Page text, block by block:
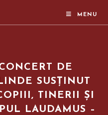
MENU
DE
SUSȚINUT
TINERII ȘI
LAUDAMUS –